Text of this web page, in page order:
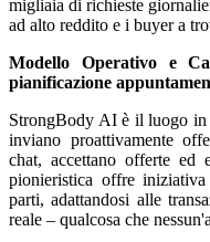
migliaia di richieste
ad alto reddito e i buyer a
Modello Operativo e
pianificazione
StrongBody AI è il luogo in
inviano proattivamente
chat, accettano offerte ed
pionieristica offre
parti, adattandosi alle
reale – qualcosa che